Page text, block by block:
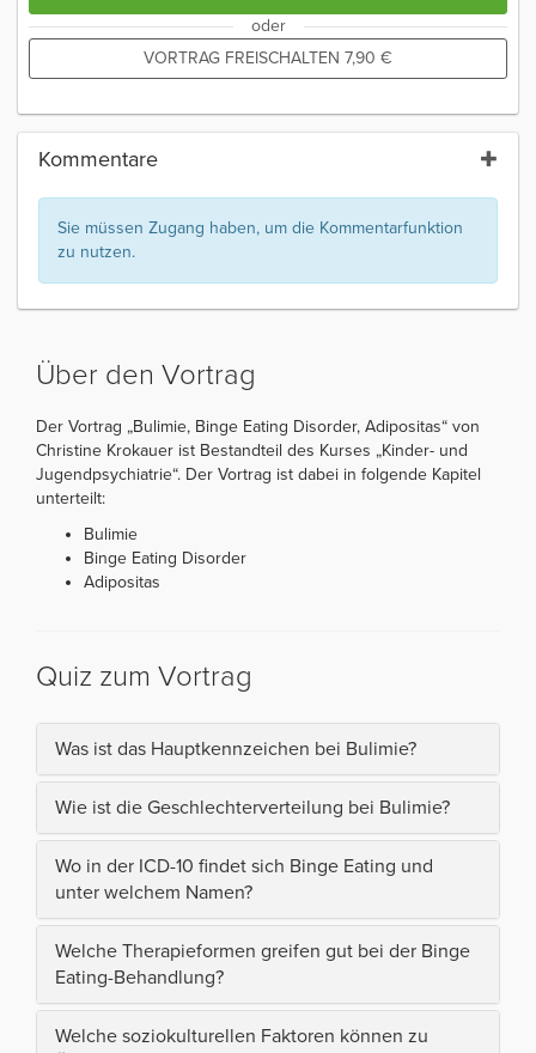
oder
VORTRAG FREISCHALTEN 7,90 €
Kommentare
Sie müssen Zugang haben, um die Kommentarfunktion
zu nutzen.
Über den Vortrag
Der Vortrag „Bulimie, Binge Eating Disorder, Adipositas“ von
Christine Krokauer ist Bestandteil des Kurses „Kinder- und
Jugendpsychiatrie“. Der Vortrag ist dabei in folgende Kapitel
unterteilt:
Bulimie
Binge Eating Disorder
Adipositas
Quiz zum Vortrag
Was ist das Hauptkennzeichen bei Bulimie?
Wie ist die Geschlechterverteilung bei Bulimie?
Wo in der ICD-10 findet sich Binge Eating und
unter welchem Namen?
Welche Therapieformen greifen gut bei der Binge
Eating-Behandlung?
Welche soziokulturellen Faktoren können zu